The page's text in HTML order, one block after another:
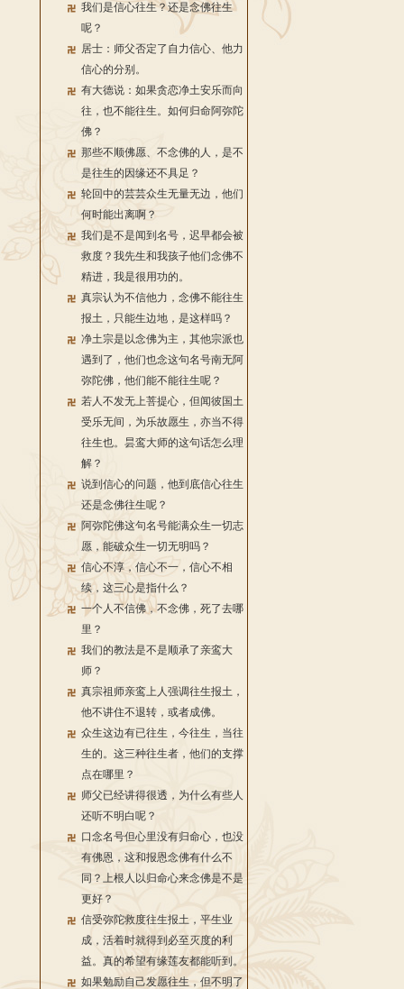
我们是信心往生？还是念佛往生
呢？
居士：师父否定了自力信心、他力
信心的分别。
有大德说：如果贪恋净土安乐而向
往，也不能往生。如何归命阿弥陀
佛？
那些不顺佛愿、不念佛的人，是不
是往生的因缘还不具足？
轮回中的芸芸众生无量无边，他们
何时能出离啊？
我们是不是闻到名号，迟早都会被
救度？我先生和我孩子他们念佛不
精进，我是很用功的。
真宗认为不信他力，念佛不能往生
报土，只能生边地，是这样吗？
净土宗是以念佛为主，其他宗派也
遇到了，他们也念这句名号南无阿
弥陀佛，他们能不能往生呢？
若人不发无上菩提心，但闻彼国土
受乐无间，为乐故愿生，亦当不得
往生也。昙鸾大师的这句话怎么理
解？
说到信心的问题，他到底信心往生
还是念佛往生呢？
阿弥陀佛这句名号能满众生一切志
愿，能破众生一切无明吗？
信心不淳，信心不一，信心不相
续，这三心是指什么？
一个人不信佛，不念佛，死了去哪
里？
我们的教法是不是顺承了亲鸾大
师？
真宗祖师亲鸾上人强调往生报土，
他不讲住不退转，或者成佛。
众生这边有已往生，今往生，当往
生的。这三种往生者，他们的支撑
点在哪里？
师父已经讲得很透，为什么有些人
还听不明白呢？
口念名号但心里没有归命心，也没
有佛恩，这和报恩念佛有什么不
同？上根人以归命心来念佛是不是
更好？
信受弥陀救度往生报土，平生业
成，活着时就得到必至灭度的利
益。真的希望有缘莲友都能听到。
如果勉励自己发愿往生，但不明了